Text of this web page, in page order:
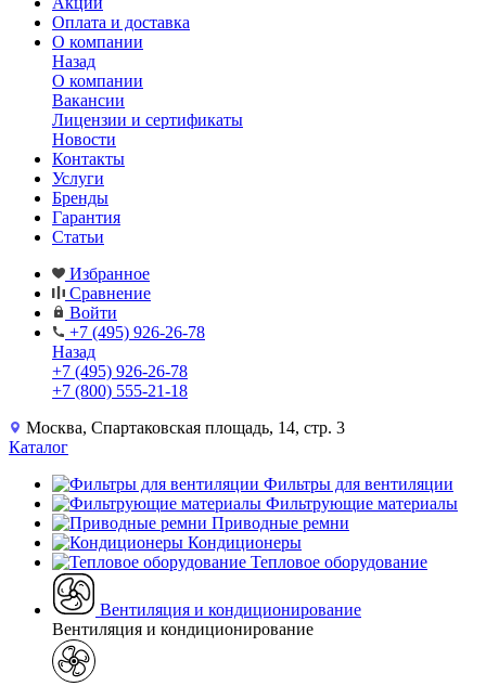
Оплата и доставка
О компании
Назад
О компании
Вакансии
Лицензии и сертификаты
Новости
Контакты
Услуги
Бренды
Гарантия
Статьи
Избранное
Сравнение
Войти
+7 (495) 926-26-78
Назад
+7 (495) 926-26-78
+7 (800) 555-21-18
Москва, Спартаковская площадь, 14, стр. 3
Каталог
Фильтры для вентиляции
Фильтрующие материалы
Приводные ремни
Кондиционеры
Тепловое оборудование
Вентиляция и кондиционирование
Вентиляция и кондиционирование